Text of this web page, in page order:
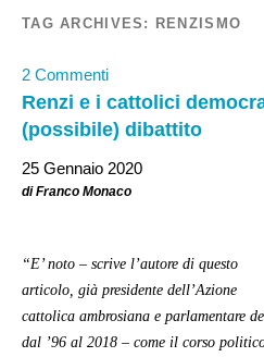
TAG ARCHIVES: RENZISMO
2 Commenti
Renzi e i cattolici
(possibile) dibattito
25 Gennaio 2020
di Franco Monaco
“E’ noto – scrive l’autore di questo
articolo, già presidente dell’Azione
cattolica ambrosiana e parlamentare
dal ’96 al 2018 – come il corso